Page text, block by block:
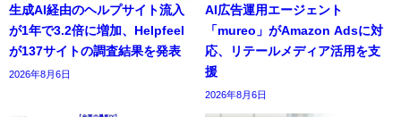
生成AI経由のヘルプサイト流入
が1年で3.2倍に増加、Helpfeel
が137サイトの調査結果を発表
2026年8月6日
AI広告運用エージェント
「mureo」がAmazon Adsに対
応、リテールメディア活用を支
援
2026年8月6日